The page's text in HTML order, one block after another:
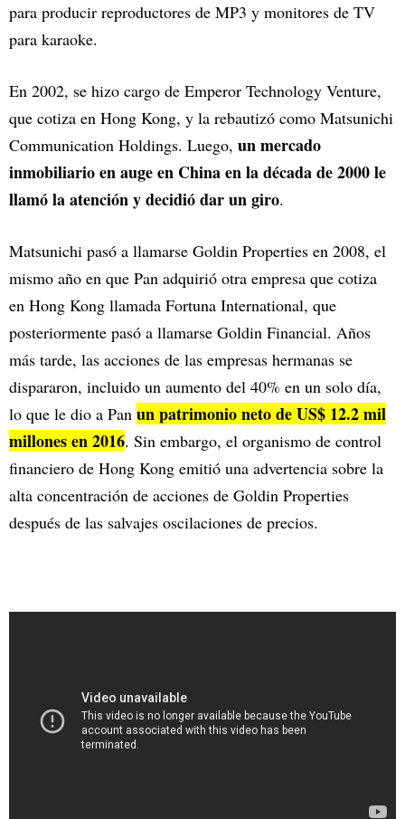
para producir reproductores de MP3 y monitores de TV
para karaoke.
En 2002, se hizo cargo de Emperor Technology Venture,
que cotiza en Hong Kong, y la rebautizó como Matsunichi
Communication Holdings. Luego, un mercado
inmobiliario en auge en China en la década de 2000 le
llamó la atención y decidió dar un giro.
Matsunichi pasó a llamarse Goldin Properties en 2008, el
mismo año en que Pan adquirió otra empresa que cotiza
en Hong Kong llamada Fortuna International, que
posteriormente pasó a llamarse Goldin Financial. Años
más tarde, las acciones de las empresas hermanas se
dispararon, incluido un aumento del 40% en un solo día,
lo que le dio a Pan un patrimonio neto de US$ 12.2 mil
millones en 2016. Sin embargo, el organismo de control
financiero de Hong Kong emitió una advertencia sobre la
alta concentración de acciones de Goldin Properties
después de las salvajes oscilaciones de precios.